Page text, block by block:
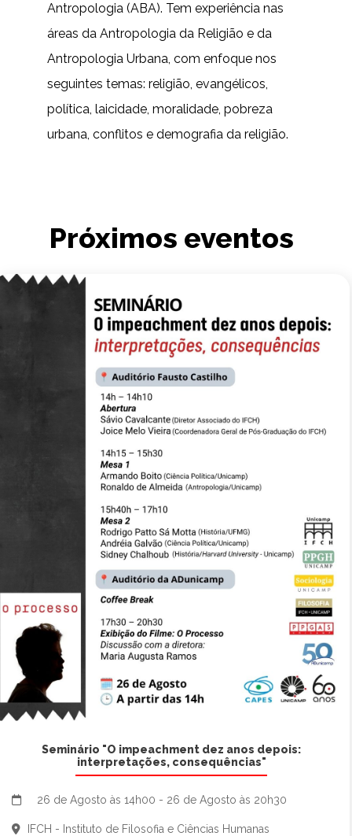
Antropologia (ABA). Tem experiência nas
áreas da Antropologia da Religião e da
Antropologia Urbana, com enfoque nos
seguintes temas: religião, evangélicos,
política, laicidade, moralidade, pobreza
urbana, conflitos e demografia da religião.
Próximos eventos
Seminário "O impeachment dez anos depois:
interpretações, consequências"
26 de Agosto às 14h00 - 26 de Agosto às 20h30
IFCH - Instituto de Filosofia e Ciências Humanas